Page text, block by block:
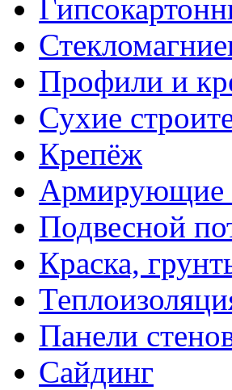
Профили и
Сухие
Крепёж
Армирующие
Подвесной
Краска,
Панели
Сайдинг